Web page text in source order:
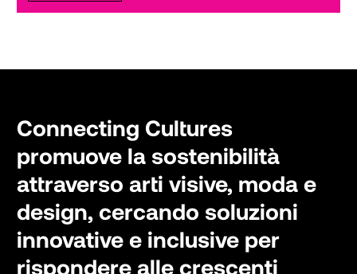
Connecting Cultures
promuove la sostenibilità
attraverso arti visive, moda e
design, cercando soluzioni
innovative e inclusive per
rispondere alle crescenti